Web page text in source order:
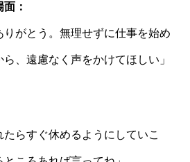
：
りがとう。無理せずに仕事を始め
、遠慮なく声をかけてほしい」
たらすぐ休めるようにしていこ